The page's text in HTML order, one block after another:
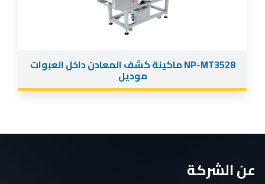
NP-MT3528 ماكينة كشف المعادن داخل العبوات
موديل
عن الشركة